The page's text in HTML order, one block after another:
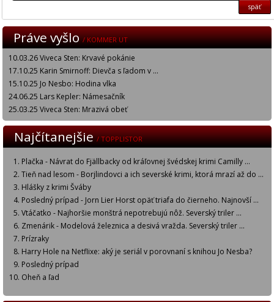
späť
Práve vyšlo/ KOMMER UT
10.03.26 Viveca Sten: Krvavé pokánie
17.10.25 Karin Smirnoff: Dievča s ľadom v ...
15.10.25 Jo Nesbo: Hodina vlka
24.06.25 Lars Kepler: Námesačník
25.03.25 Viveca Sten: Mrazivá obeť
Najčítanejšie/ TOPPLISTOR
Plačka - Návrat do Fjällbacky od kráľovnej švédskej krimi Camilly ...
Tieň nad lesom - Borjlindovci a ich severské krimi, ktorá mrazí až do ...
Hlášky z krimi Šváby
Posledný prípad - Jorn Lier Horst opäť triafa do čierneho. Najnovší ...
Vtáčatko - Najhoršie monštrá nepotrebujú nôž. Severský triler ...
Zmenárik - Modelová železnica a desivá vražda. Severský triler ...
Prízraky
Harry Hole na Netflixe: aký je seriál v porovnaní s knihou Jo Nesba?
Posledný prípad
Oheň a ľad